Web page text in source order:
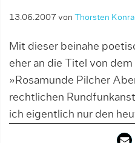
13.06.2007 von Thorsten
Mit dieser beinahe
eher an die Titel von
»Rosamunde Pilcher
rechtlichen
ich eigentlich nur den